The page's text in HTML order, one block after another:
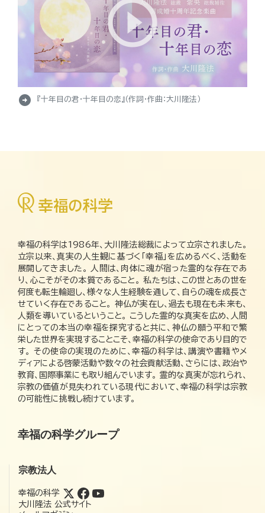
arrow_circle_right 『十年目の君・十年目の恋』（作詞・作曲：大川隆法）
幸福の科学は1986年、大川隆法総裁によって立宗されました。
立宗以来、真実の人生観に基づく「幸福」を広めるべく、活動を
展開してきました。 人間は、肉体に魂が宿った霊的な存在であ
り、心こそがその本質であること。 私たちは、この世とあの世を
何度も転生輪廻し、様々な人生経験を通して、自らの魂を成長さ
せていく存在であること。 神仏が実在し、過去も現在も未来も、
人類を導いているということ。 こうした霊的な真実を広め、人間
にとっての本当の幸福を探究すると共に、神仏の願う平和で繁
栄した世界を実現することこそ、幸福の科学の使命であり目的で
す。 その使命の実現のために、幸福の科学は、講演や書籍やメ
ディアによる啓蒙活動や数々の社会貢献活動、さらには、政治や
教育、国際事業にも取り組んでいます。 霊的な真実が忘れられ、
宗教の価値が見失われている現代において、幸福の科学は宗教
の可能性に挑戦し続けています。
幸福の科学グループ
宗教法人
幸福の科学
大川隆法 公式サイト